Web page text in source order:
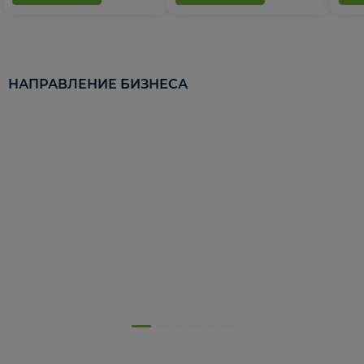
НАПРАВЛЕНИЕ БИЗНЕСА